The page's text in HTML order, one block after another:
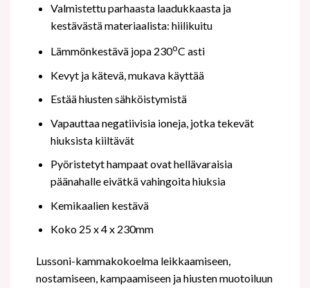
Valmistettu parhaasta laadukkaasta ja
kestävästä materiaalista: hiilikuitu
Lämmönkestävä jopa 230oC asti
Kevyt ja kätevä, mukava käyttää
Estää hiusten sähköistymistä
Vapauttaa negatiivisia ioneja, jotka tekevät
hiuksista kiiltävät
Pyöristetyt hampaat ovat hellävaraisia
päänahalle eivätkä vahingoita hiuksia
Kemikaalien kestävä
Koko 25 x 4 x 230mm
Lussoni-kammakokoelma leikkaamiseen,
nostamiseen, kampaamiseen ja hiusten muotoiluun